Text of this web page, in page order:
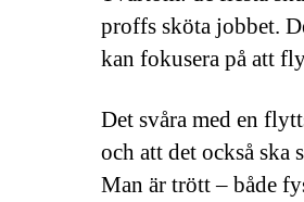
proffs sköta jobbet.
kan fokusera på att
Det svåra med en
och att det också ska
Man är trött – både